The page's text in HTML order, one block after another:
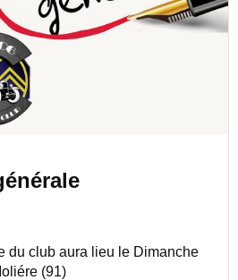
du club aura lieu le Dimanche
(91)